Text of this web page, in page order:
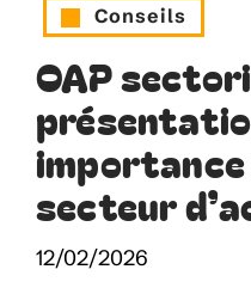
Conseils
OAP
importance
secteur
12/02/2026